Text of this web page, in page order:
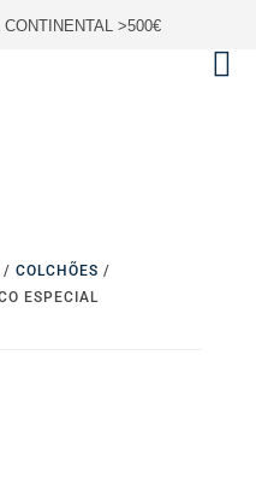
>500€
/ COLCHÕES /
ESPECIAL